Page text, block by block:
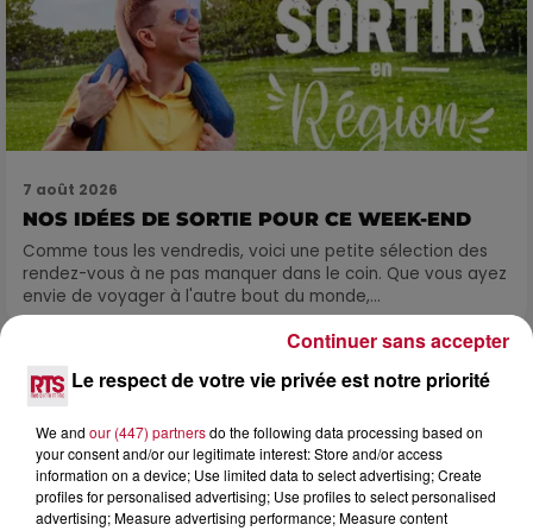
7 août 2026
NOS IDÉES DE SORTIE POUR CE WEEK-END
Comme tous les vendredis, voici une petite sélection des
rendez-vous à ne pas manquer dans le coin. Que vous ayez
envie de voyager à l'autre bout du monde,...
Le respect de votre vie privée est notre priorité
We and our (447) partnersdo the following data processing based on
your consent and/or our legitimate interest: Store and/or access
information on a device; Use limited data to select advertising; Create
profiles for personalised advertising; Use profiles to select personalised
advertising; Measure advertising performance; Measure content
Continuer sans accepter